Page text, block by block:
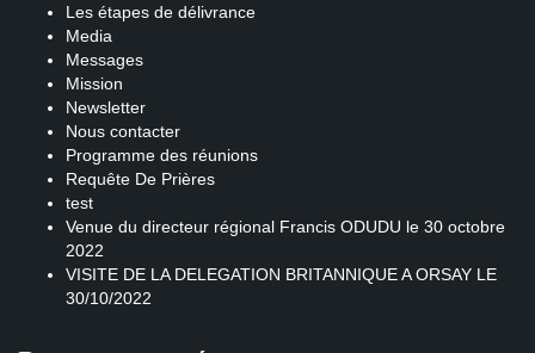
Les étapes de délivrance
Media
Messages
Mission
Newsletter
Nous contacter
Programme des réunions
Requête De Prières
test
Venue du directeur régional Francis ODUDU le 30 octobre
2022
VISITE DE LA DELEGATION BRITANNIQUE A ORSAY LE
30/10/2022